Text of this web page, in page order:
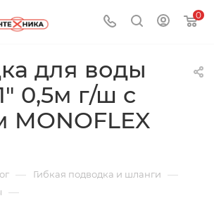
0
для воды
0,5м г/ш с
MONOFLEX
— Гибкая подводка и шланги —
—